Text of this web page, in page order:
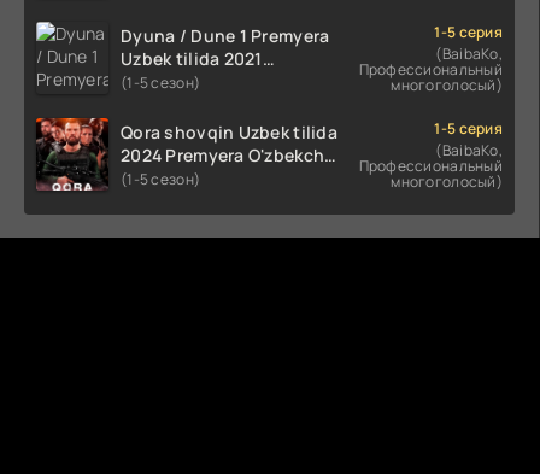
Dyuna / Dune 1 Premyera
Uzbek tilida 2021
O'zbekcha tarjima kino HD
(1-5 сезон)
1-5 серия
(BaibaKo,
Профессиональный
многоголосый)
Qora shovqin Uzbek tilida
2024 Premyera O'zbekcha
tarjima kino HD skachat
(1-5 сезон)
1-5 серия
(BaibaKo,
Профессиональный
многоголосый)